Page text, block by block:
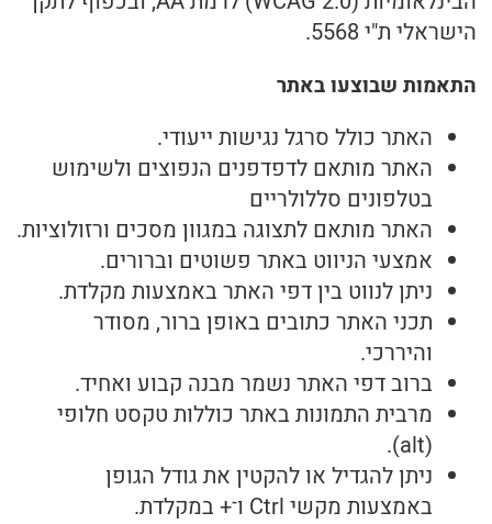
יוגה
נטוורקינג
אורח חיים
בריאות
תזונה
טיפולים
עיסוי
הישראלי ת"י 5568.
התאמות שבוצעו באתר
האתר כולל סרגל נגישות ייעודי.
האתר מותאם לדפדפנים הנפוצים ולשימוש
בטלפונים סללולריים
האתר מותאם לתצוגה במגוון מסכים ורזולוציות.
אמצעי הניווט באתר פשוטים וברורים.
ניתן לנווט בין דפי האתר באמצעות מקלדת.
תכני האתר כתובים באופן ברור, מסודר
והיררכי.
ברוב דפי האתר נשמר מבנה קבוע ואחיד.
מרבית התמונות באתר כוללות טקסט חלופי
(alt).
ניתן להגדיל או להקטין את גודל הגופן
באמצעות מקשי Ctrl ו־+ במקלדת.